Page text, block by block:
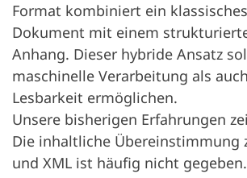
Format kombiniert ein klassisches
Dokument mit einem
Anhang. Dieser hybride Ansatz
maschinelle Verarbeitung als
Lesbarkeit ermöglichen.
Unsere bisherigen Erfahrungen
Die inhaltliche Übereinstimmung
und XML ist häufig nicht